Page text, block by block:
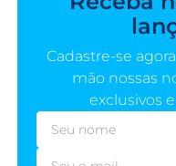
Cadastre-se
mão nossas
exclusivos